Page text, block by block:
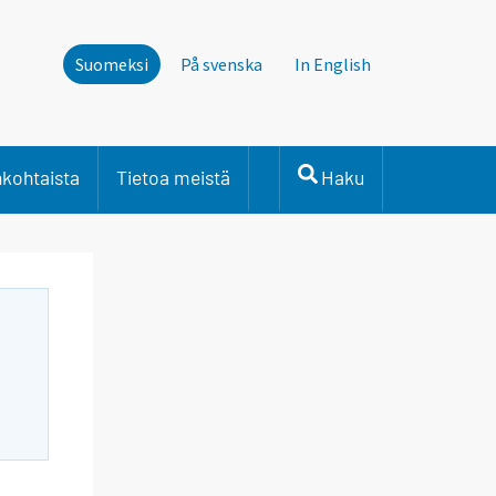
Suomeksi På svenska In English
Tietoa meistä Haku